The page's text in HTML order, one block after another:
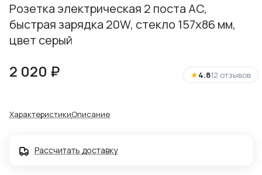
Розетка электрическая 2 поста AC,
быстрая зарядка 20W, стекло 157х86 мм,
цвет серый
2 020 ₽ ★4.812 отзывов
ХарактеристикиОписание
Рассчитать доставку